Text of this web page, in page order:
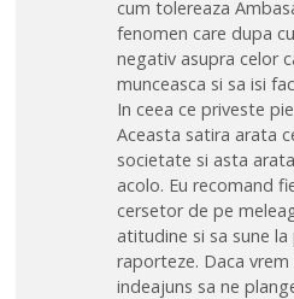
cum tolereaza
fenomen care dupa
negativ asupra celor
munceasca si sa isi
In ceea ce priveste
Aceasta satira arata
societate si asta
acolo. Eu recomand
cersetor de pe
atitudine si sa sune
raporteze. Daca
indeajuns sa ne